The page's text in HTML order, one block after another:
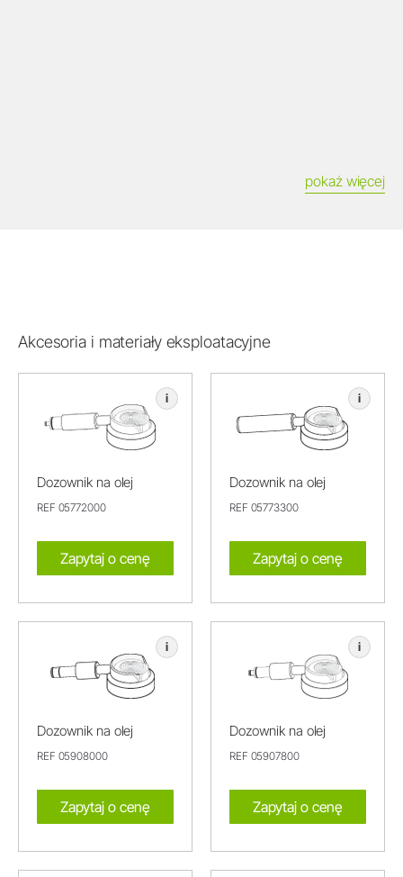
pokaż więcej
Akcesoria i materiały eksploatacyjne
i
Dozownik na olej
REF 05772000
Zapytaj o cenę
i
Dozownik na olej
REF 05773300
Zapytaj o cenę
i
Dozownik na olej
REF 05908000
Zapytaj o cenę
i
Dozownik na olej
REF 05907800
Zapytaj o cenę